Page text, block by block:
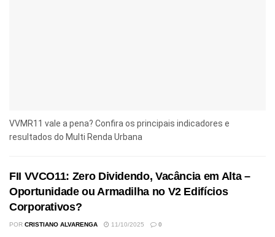
VVMR11 vale a pena? Confira os principais indicadores e
resultados do Multi Renda Urbana
FII VVCO11: Zero Dividendo, Vacância em Alta –
Oportunidade ou Armadilha no V2 Edifícios
Corporativos?
POR CRISTIANO ALVARENGA 11/10/2025 0